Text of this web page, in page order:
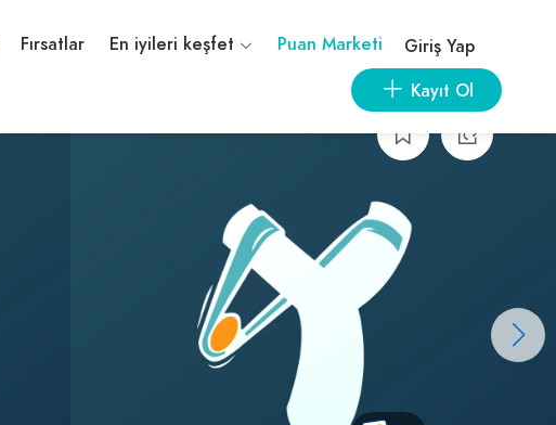
Fırsatlar En iyileri keşfet Puan Marketi
Giriş Yap
Kayıt Ol